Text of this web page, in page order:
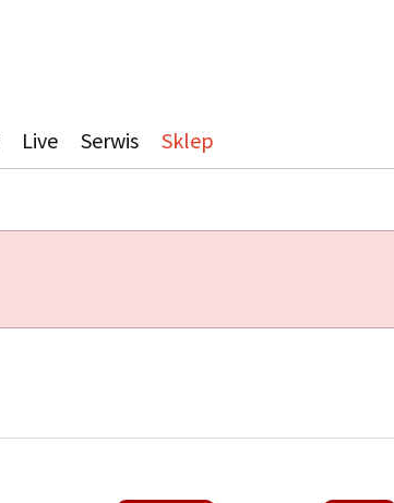
Live Serwis Sklep